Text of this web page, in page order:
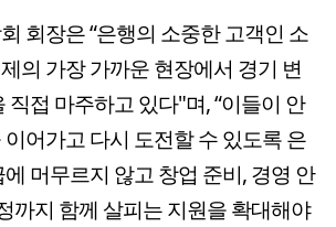
회장은 “은행의 소중한 고객인 소
의 가장 가까운 현장에서 경기 변
직접 마주하고 있다"며, “이들이 안
어가고 다시 도전할 수 있도록 은
머무르지 않고 창업 준비, 경영 안
까지 함께 살피는 지원을 확대해야